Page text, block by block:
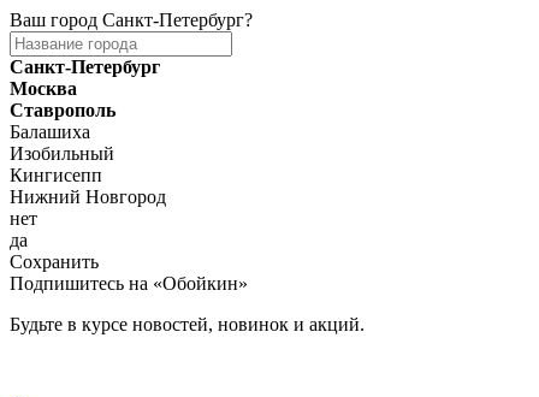
Ваш город Санкт-Петербург?
Санкт-Петербург
Москва
Ставрополь
Балашиха
Изобильный
Кингисепп
Нижний Новгород
нет
да
Сохранить
Подпишитесь на «Обойкин»
Будьте в курсе новостей, новинок и акций.